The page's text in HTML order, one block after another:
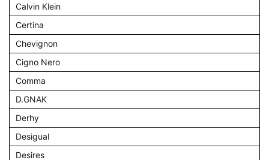
Calvin Klein
Certina
Chevignon
Cigno Nero
Comma
D.GNAK
Derhy
Desigual
Desires